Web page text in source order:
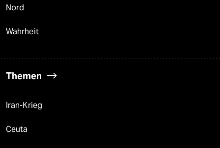
Nord
Wahrheit
Themen
Iran-Krieg
Ceuta